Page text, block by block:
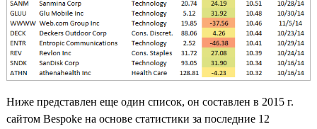
Ниже представлен еще один список, он составлен в 2015 г.
сайтом Bespoke на основе статистики за последние 12